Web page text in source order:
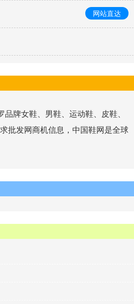
网站直达
牌女鞋、男鞋、运动鞋、皮鞋、
批发网商机信息，中国鞋网是全球